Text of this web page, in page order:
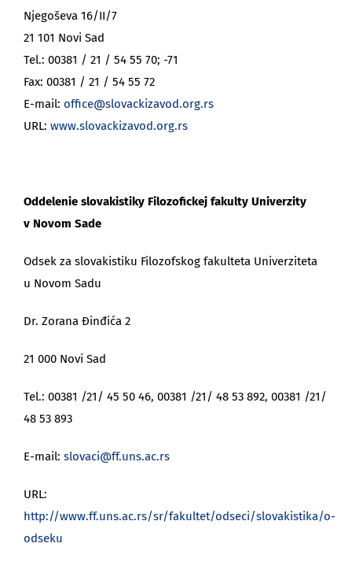
Njegoševa 16/II/7
21 101 Novi Sad
Tel.: 00381 / 21 / 54 55 70; -71
Fax: 00381 / 21 / 54 55 72
E-mail: office@slovackizavod.org.rs
URL: www.slovackizavod.org.rs
Oddelenie slovakistiky Filozofickej fakulty Univerzity
v Novom Sade
Odsek za slovakistiku Filozofskog fakulteta Univerziteta
u Novom Sadu
Dr. Zorana Đinđića 2
21 000 Novi Sad
Tel.: 00381 /21/ 45 50 46, 00381 /21/ 48 53 892, 00381 /21/
48 53 893
E-mail: slovaci@ff.uns.ac.rs
URL:
http://www.ff.uns.ac.rs/sr/fakultet/odseci/slovakistika/o-
odseku